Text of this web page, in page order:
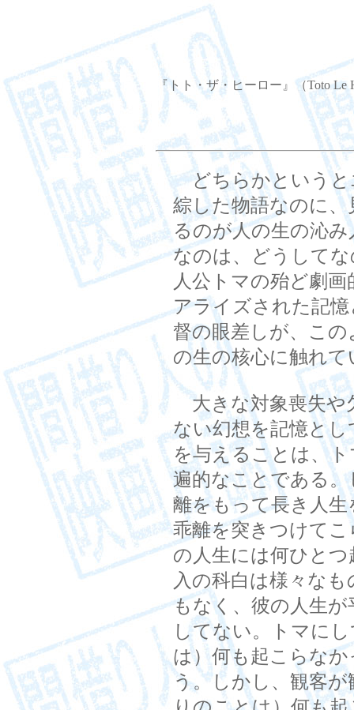
『トト・ザ・ヒーロー』（Toto Le
どちらかというと
綜した物語なのに
るのが人の生の沁
なのは、どうして
人公トマの殆ど劇
アライズされた記
督の眼差しが、こ
の生の核心に触れ
大きな対象喪失や
ない幻想を記憶と
を与えることは、
遍的なことである
離をもって長き人
乖離を突きつけて
の人生には何ひと
入の科白は様々な
もなく、彼の人生
してない。トマに
は）何も起こらな
う。しかし、観客